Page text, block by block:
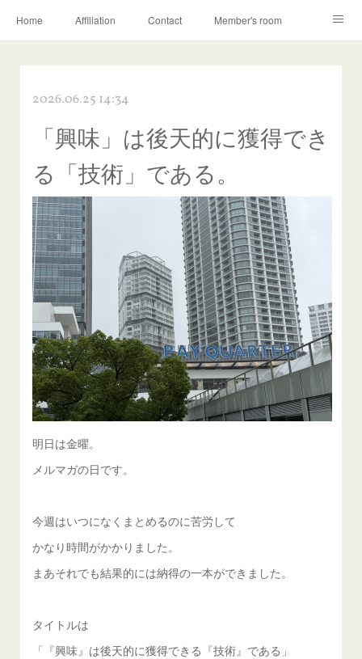
Home Affiliation Contact Member's room
2026.06.25 14:34
「興味」は後天的に獲得でき
る「技術」である。
明日は金曜。
メルマガの日です。
今週はいつになくまとめるのに苦労して
かなり時間がかかりました。
まあそれでも結果的には納得の一本ができました。
タイトルは
「『興味』は後天的に獲得できる『技術』である」